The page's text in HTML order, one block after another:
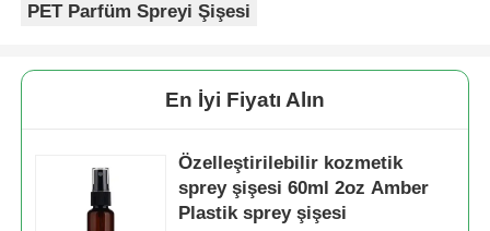
vidalı Losyon Pompası
Sol Sağ Kilitli Pompa
Clip Lock Losyon Pompası
PET Parfüm Spreyi Şişesi
En İyi Fiyatı Alın
Özelleştirilebilir kozmetik
sprey şişesi 60ml 2oz Amber
Plastik sprey şişesi